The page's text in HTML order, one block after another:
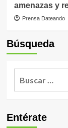
amenazas y
Prensa Dateando
Búsqueda
Entérate